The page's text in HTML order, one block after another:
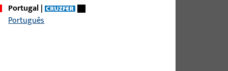
79 mm
Portugal|
Português